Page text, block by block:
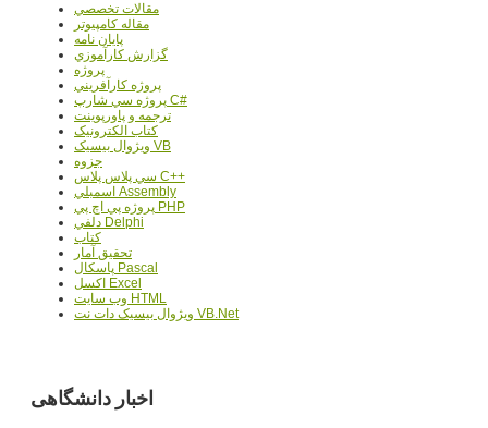
مقالات تخصصي
مقاله کامپیوتر
پایان نامه
گزارش کارآموزي
پروژه
پروژه کارآفريني
پروژه سي شارپ C#
ترجمه و پاورپوينت
کتاب الکترونيک
ويژوال بيسيک VB
جزوه
سي پلاس پلاس C++
اسمبلي Assembly
پروژه پي اچ پي PHP
دلفي Delphi
کتاب
تحقيق آمار
پاسکال Pascal
اکسل Excel
وب سايت HTML
ويژوال بيسيک دات نت VB.Net
اخبار دانشگاهی